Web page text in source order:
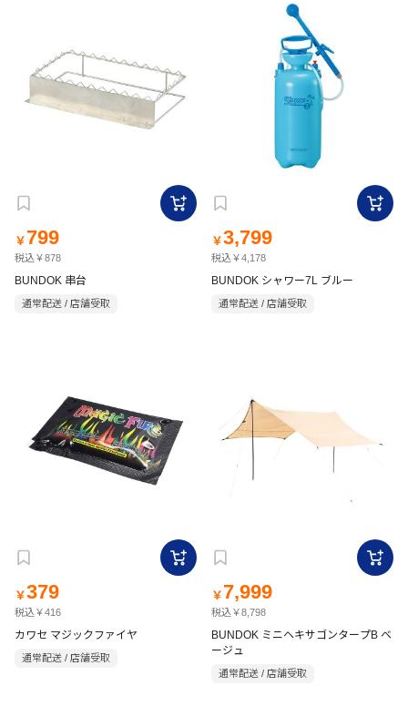
￥ 799
税込￥878
BUNDOK 串台
通常配送 / 店舗受取
￥3,799
税込￥4,178
BUNDOK シャワー7L ブルー
通常配送 / 店舗受取
￥379
税込￥416
カワセ マジックファイヤ
通常配送 / 店舗受取
￥ 7,999
税込￥8,798
BUNDOK ミニヘキサゴンタープB ベ
ージュ
通常配送 / 店舗受取